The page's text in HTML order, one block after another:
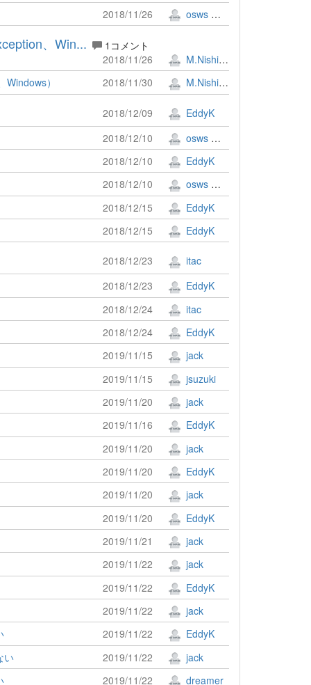
2018/11/26
osws 牟田口 満
、Win...
1コメント
2018/11/26
M.Nishimura
）
2018/11/30 M.Nishimura
2018/12/09
EddyK
2018/12/10
osws 牟田口 満
2018/12/10
EddyK
2018/12/10
osws 牟田口 満
2018/12/15
EddyK
2018/12/15
EddyK
2018/12/23
itac
2018/12/23
EddyK
2018/12/24
itac
2018/12/24
EddyK
2019/11/15
jack
2019/11/15
jsuzuki
2019/11/20
jack
2019/11/16
EddyK
2019/11/20
jack
2019/11/20
EddyK
2019/11/20
jack
2019/11/20
EddyK
2019/11/21
jack
2019/11/22
jack
2019/11/22
EddyK
2019/11/22
jack
2019/11/22
EddyK
い
2019/11/22
jack
2019/11/22 dreamer